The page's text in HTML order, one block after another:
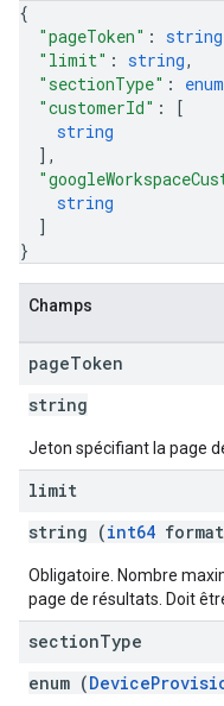
{
"pageToken" : string
"limit" : string,
"sectionType" :
"customerId" :
[
string
] ,
string
]
}
Champs
pageToken
string
Jeton spécifiant la page
limit
string (int64
Obligatoire. Nombre
page de résultats. Doit
sectionType
enum (